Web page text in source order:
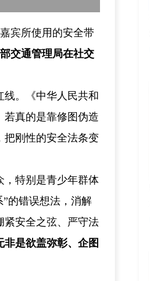
宾所使用的安全带
交通管理局在社交
线。《中华人民共和
若真的是靠修图伪造
把刚性的安全法条变
，特别是青少年群体
的错误想法，消解
紧安全之弦、严守法
非是欲盖弥彰、企图